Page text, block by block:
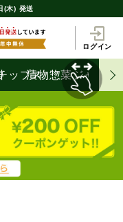
(木) 発送
ログイン
ップス
漬物惣菜ジャム